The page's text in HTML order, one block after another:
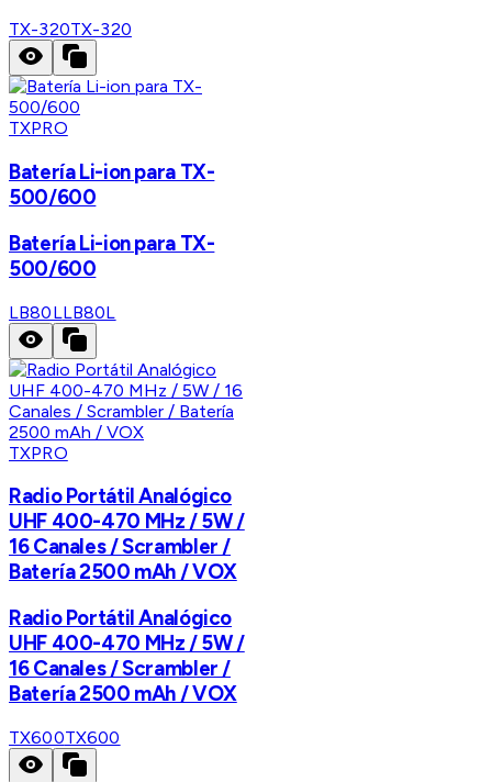
TX-320TX-320
TXPRO
Batería Li-ion para TX-
500/600
Batería Li-ion para TX-
500/600
LB80LLB80L
TXPRO
Radio Portátil Analógico
UHF 400-470 MHz / 5W /
16 Canales / Scrambler /
Batería 2500 mAh / VOX
Radio Portátil Analógico
UHF 400-470 MHz / 5W /
16 Canales / Scrambler /
Batería 2500 mAh / VOX
TX600TX600